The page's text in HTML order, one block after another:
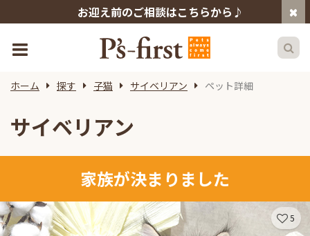
お迎え前のご相談はこちらから♪
ホーム 探す 子猫 サイベリアン ペット詳細
サイベリアン
家族が決まりました
5